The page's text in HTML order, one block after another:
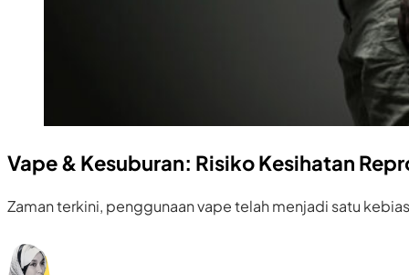
Vape & Kesuburan: Risiko Kesihatan
Zaman terkini, penggunaan vape telah menjadi satu